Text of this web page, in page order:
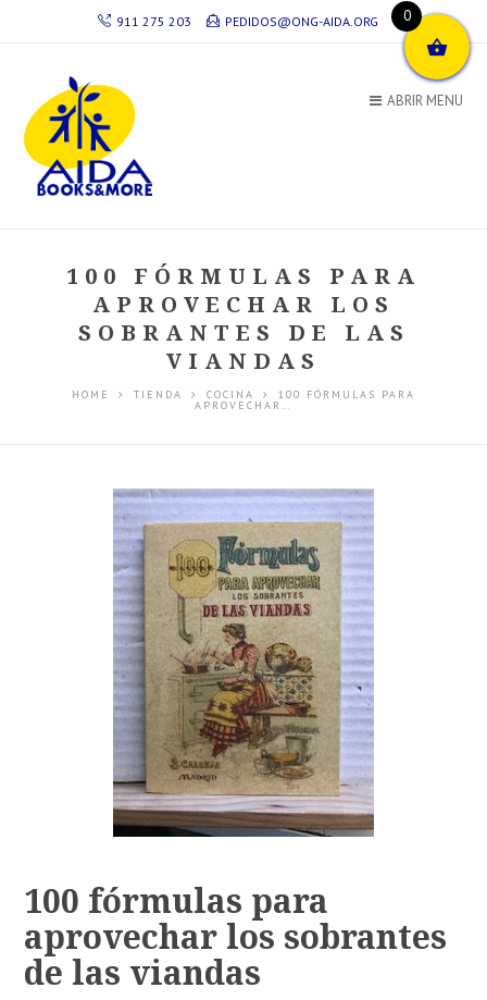
911 275 203 PEDIDOS@ONG-AIDA.ORG
ABRIR MENU
100 FÓRMULAS PARA
APROVECHAR LOS
SOBRANTES DE LAS
VIANDAS
HOME TIENDA COCINA 100 FÓRMULAS PARA
APROVECHAR…
100 fórmulas para
aprovechar los sobrantes
de las viandas
0